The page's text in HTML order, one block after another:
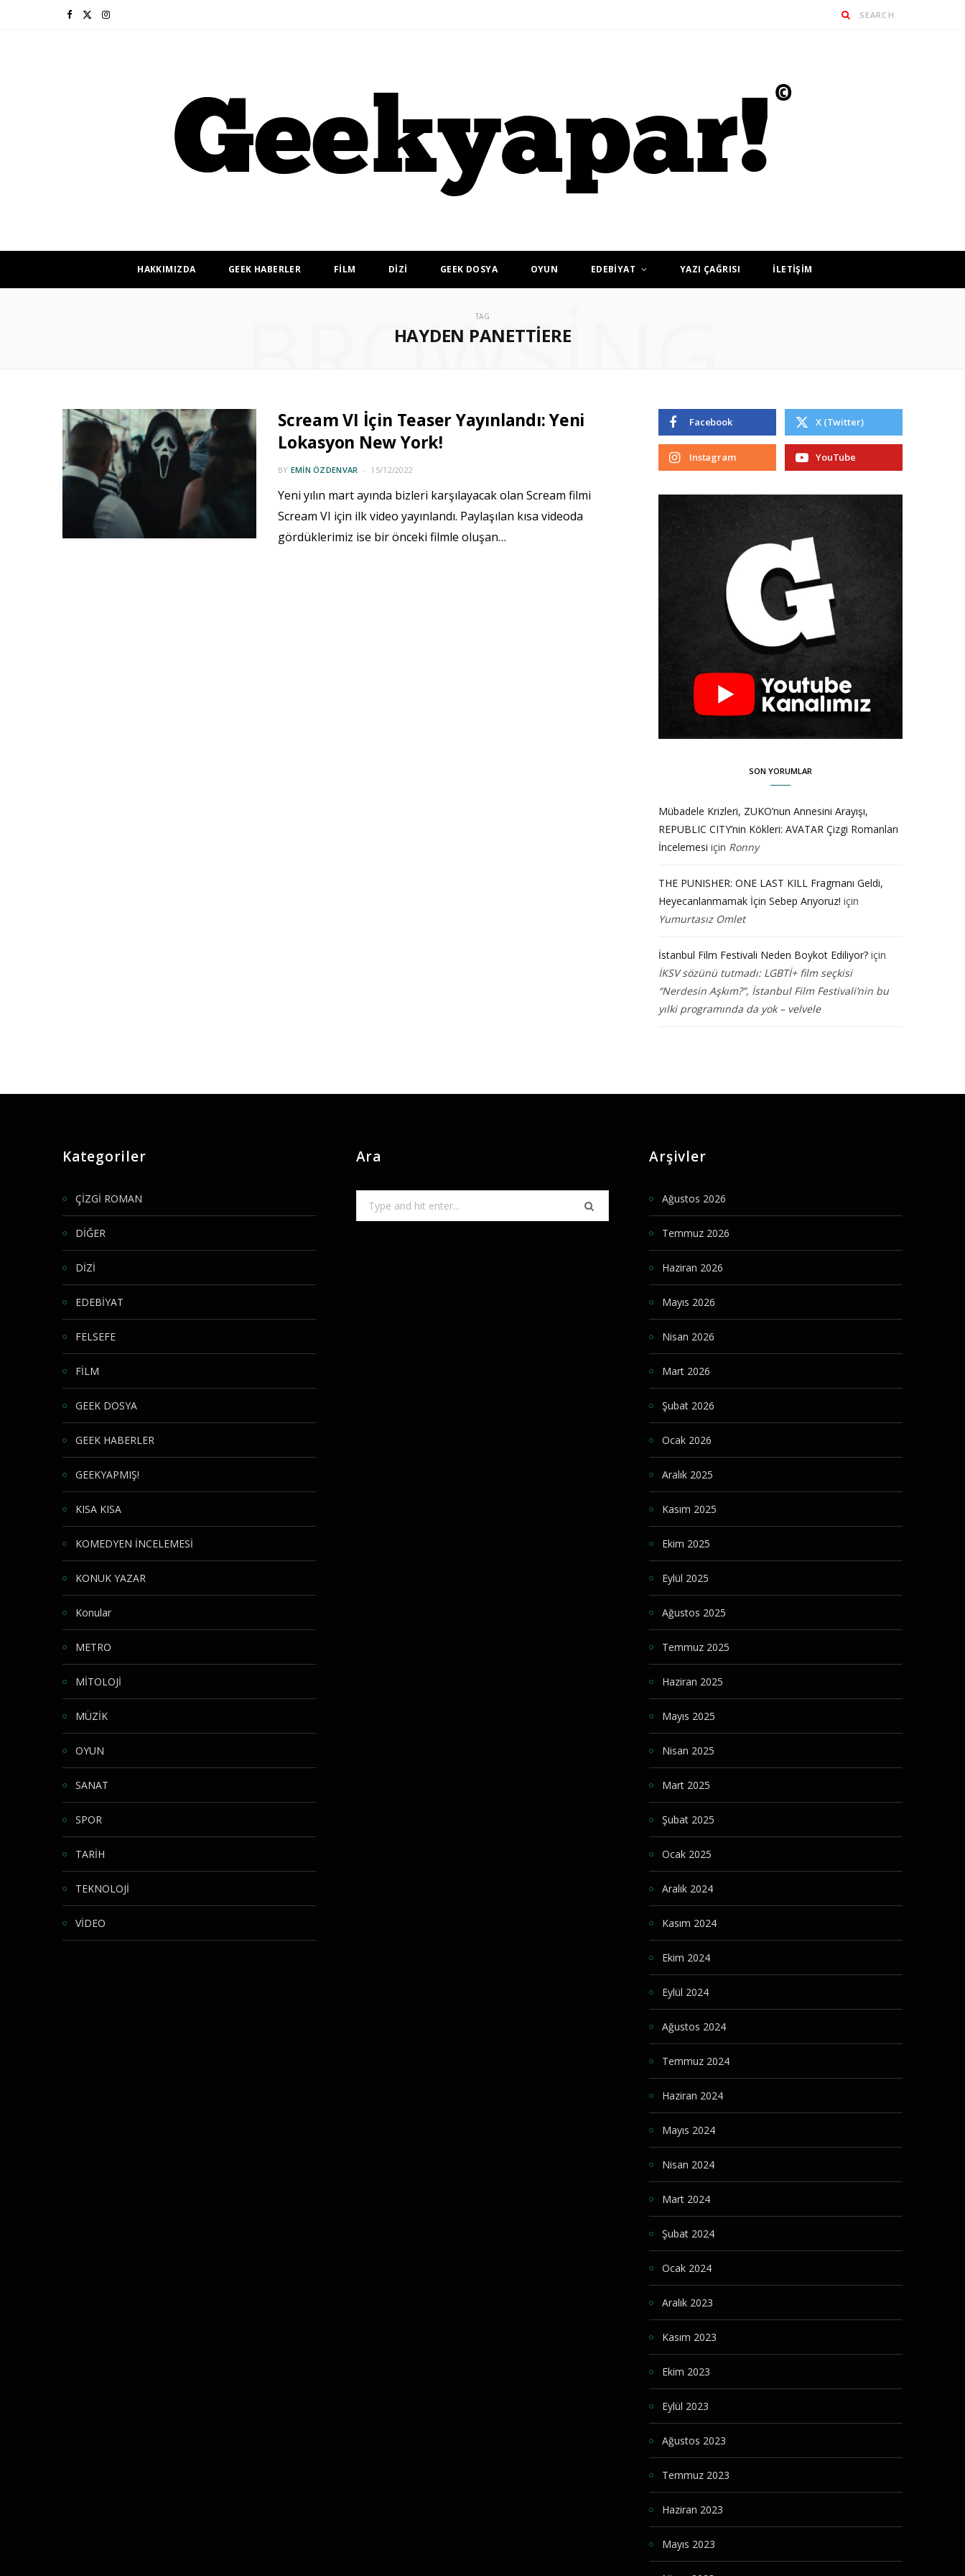
F I
HAKKIMIZDA GEEK HABERLER FİLM DİZİ GEEK DOSYA OYUN EDEBİYAT YAZI ÇAĞRISI İLETİŞİM
TAG
HAYDEN PANETTIERE
BROWSING
Scream VI İçin Teaser Yayınlandı: Yeni
Lokasyon New York!
BY EMIN ÖZDENVAR 15/12/2022
Yeni yılın mart ayında bizleri karşılayacak olan Scream filmi
Scream VI için ilk video yayınlandı. Paylaşılan kısa videoda
gördüklerimiz ise bir önceki filmle oluşan…
Facebook X (Twitter)
Instagram YouTube
SON YORUMLAR
Mübadele Krizleri, ZUKO’nun Annesini Arayışı,
REPUBLIC CITY’nin Kökleri: AVATAR Çizgi Romanları
İncelemesi için Ronny
THE PUNISHER: ONE LAST KILL Fragmanı Geldi,
Heyecanlanmamak İçin Sebep Arıyoruz! için
Yumurtasız Omlet
İstanbul Film Festivali Neden Boykot Ediliyor? için
İKSV sözünü tutmadı: LGBTİ+ film seçkisi
“Nerdesin Aşkım?”, İstanbul Film Festivali’nin bu
yılki programında da yok – velvele
Kategoriler
ÇİZGİ ROMAN
DİĞER
DİZİ
EDEBİYAT
FELSEFE
FİLM
GEEK DOSYA
GEEK HABERLER
GEEKYAPMIŞ!
KISA KISA
KOMEDYEN İNCELEMESİ
KONUK YAZAR
Konular
METRO
MİTOLOJİ
MÜZİK
OYUN
SANAT
SPOR
TARİH
TEKNOLOJİ
VİDEO
Ara
for:
Arşivler
Ağustos 2026
Temmuz 2026
Haziran 2026
Mayıs 2026
Nisan 2026
Mart 2026
Şubat 2026
Ocak 2026
Aralık 2025
Kasım 2025
Ekim 2025
Eylül 2025
Ağustos 2025
Temmuz 2025
Haziran 2025
Mayıs 2025
Nisan 2025
Mart 2025
Şubat 2025
Ocak 2025
Aralık 2024
Kasım 2024
Ekim 2024
Eylül 2024
Ağustos 2024
Temmuz 2024
Haziran 2024
Mayıs 2024
Nisan 2024
Mart 2024
Şubat 2024
Ocak 2024
Aralık 2023
Kasım 2023
Ekim 2023
Eylül 2023
Ağustos 2023
Temmuz 2023
Haziran 2023
Mayıs 2023